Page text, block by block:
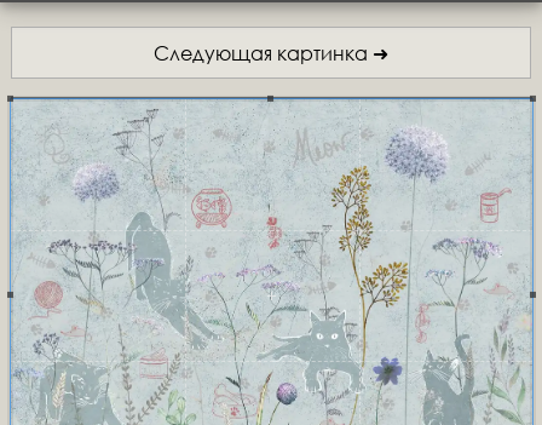
Следующая картинка ➜